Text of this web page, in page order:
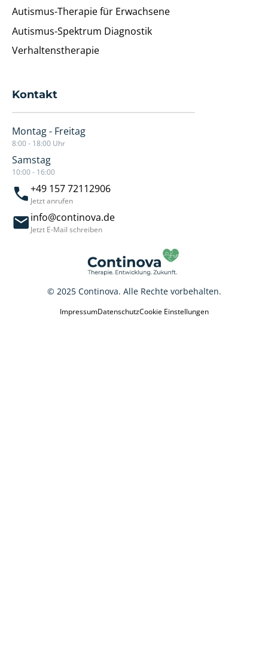
Autismus-Therapie für Erwachsene
Autismus-Spektrum Diagnostik
Verhaltenstherapie
Kontakt
Montag - Freitag
8:00 - 18:00 Uhr
Samstag
10:00 - 16:00
+49 157 72112906
Jetzt anrufen
info@continova.de
Jetzt E-Mail schreiben
© 2025 Continova. Alle Rechte vorbehalten.
ImpressumDatenschutzCookie Einstellungen